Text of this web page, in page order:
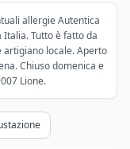
allergie Autentica
Tutto è fatto da
locale. Aperto
Chiuso domenica e
Lione.